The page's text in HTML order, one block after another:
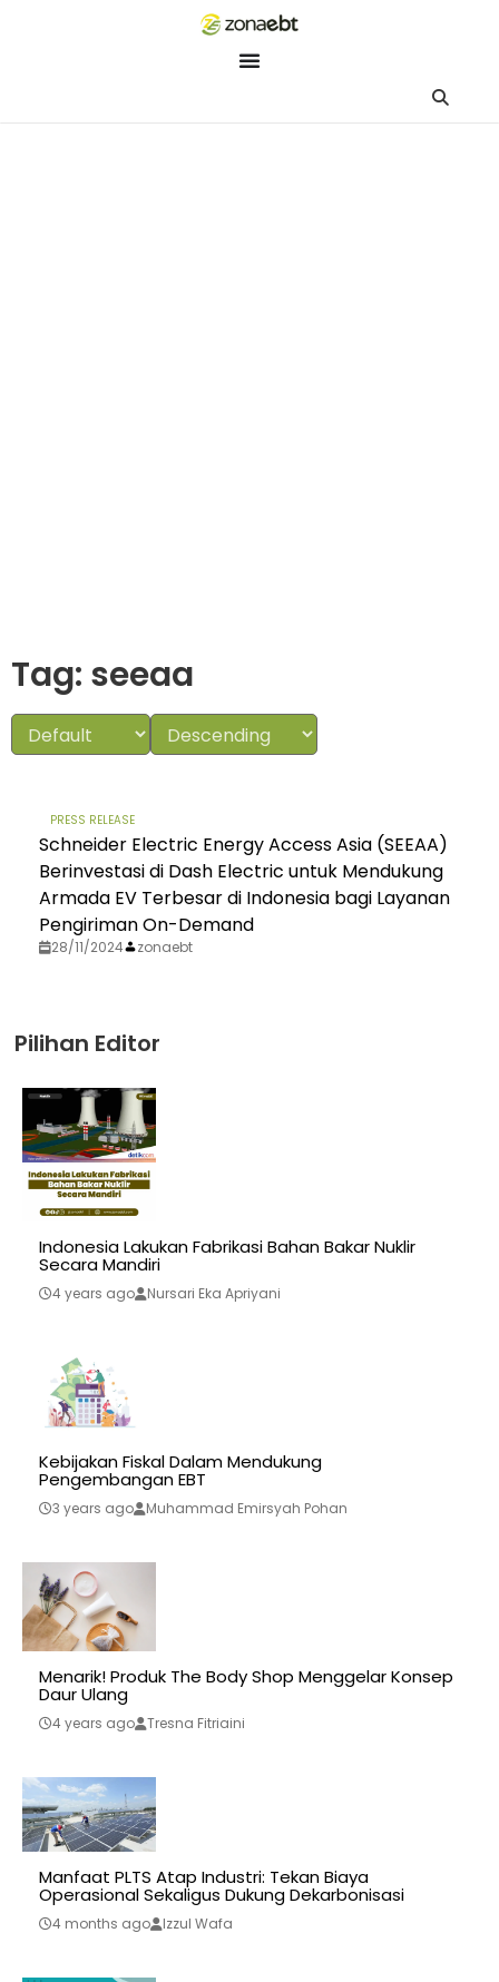
Tag: seeaa
PRESS RELEASE
Schneider Electric Energy Access Asia (SEEAA)
Berinvestasi di Dash Electric untuk Mendukung
Armada EV Terbesar di Indonesia bagi Layanan
Pengiriman On-Demand
28/11/2024 zonaebt
Pilihan Editor
Indonesia Lakukan Fabrikasi Bahan Bakar Nuklir
Secara Mandiri
4 years ago Nursari Eka Apriyani
Kebijakan Fiskal Dalam Mendukung
Pengembangan EBT
3 years ago Muhammad Emirsyah Pohan
Menarik! Produk The Body Shop Menggelar Konsep
Daur Ulang
4 years ago Tresna Fitriaini
Manfaat PLTS Atap Industri: Tekan Biaya
Operasional Sekaligus Dukung Dekarbonisasi
4 months ago Izzul Wafa